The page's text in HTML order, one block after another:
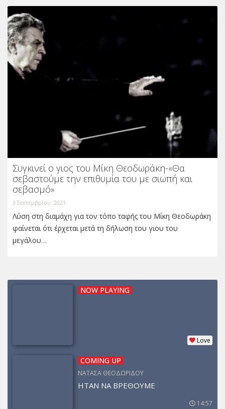
Συγκινεί ο γιος του Μίκη Θεοδωράκη-«Θα
σεβαστούμε την επιθυμία του με σιωπή και
σεβασμό»
3 Σεπτεμβρίου, 2021
Λύση στη διαμάχη για τον τόπο ταφής του Μίκη Θεοδωράκη
φαίνεται ότι έρχεται μετά τη δήλωση του γιου του
μεγάλου…
NOW PLAYING
Love
COMING UP
ΝΑΤΑΣΑ ΘΕΟΔΩΡΙΔΟΥ
ΗΤΑΝ ΝΑ ΒΡΕΘΟΥΜΕ
14:57